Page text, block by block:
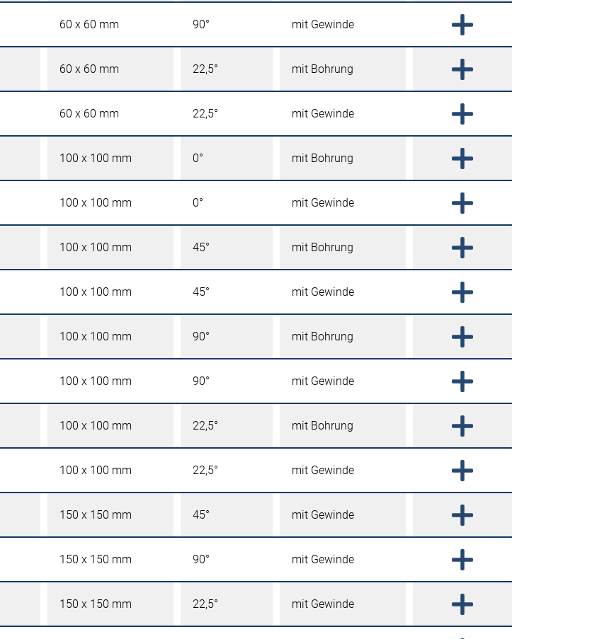
60 x 60 mm 90° mit Gewinde
60 x 60 mm 22,5° mit Bohrung
60 x 60 mm 22,5° mit Gewinde
100 x 100 mm 0° mit Bohrung
100 x 100 mm 0° mit Gewinde
100 x 100 mm 45° mit Bohrung
100 x 100 mm 45° mit Gewinde
100 x 100 mm 90° mit Bohrung
100 x 100 mm 90° mit Gewinde
100 x 100 mm 22,5° mit Bohrung
100 x 100 mm 22,5° mit Gewinde
150 x 150 mm 45° mit Gewinde
150 x 150 mm 90° mit Gewinde
150 x 150 mm 22,5° mit Gewinde